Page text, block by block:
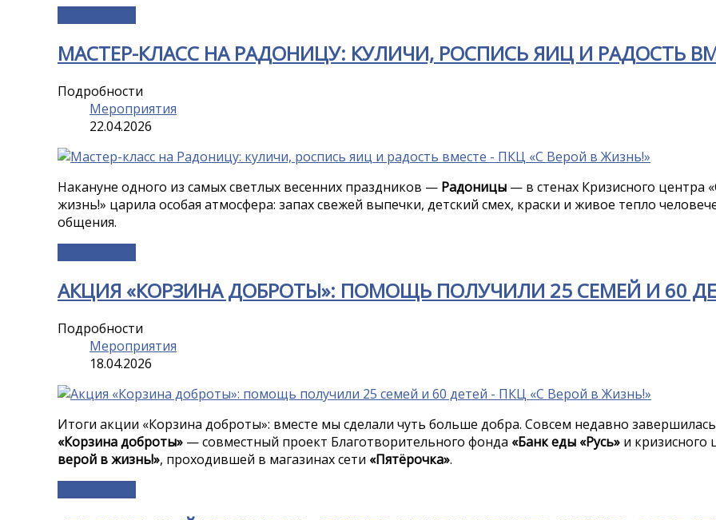
МАСТЕР-КЛАСС НА РАДОНИЦУ: КУЛИЧИ, РОСПИСЬ ЯИЦ И РАДОСТЬ
Подробности
Мероприятия
22.04.2026
Накануне одного из самых светлых весенних праздников — Радоницы — в стенах Кризисного центра
жизнь!» царила особая атмосфера: запах свежей выпечки, детский смех, краски и живое тепло
общения.
АКЦИЯ «КОРЗИНА ДОБРОТЫ»: ПОМОЩЬ ПОЛУЧИЛИ 25 СЕМЕЙ И 60
Подробности
Мероприятия
18.04.2026
Итоги акции «Корзина доброты»: вместе мы сделали чуть больше добра. Совсем недавно
«Корзина доброты» — совместный проект Благотворительного фонда «Банк еды «Русь» и кризисного
верой в жизнь!», проходившей в магазинах сети «Пятёрочка».